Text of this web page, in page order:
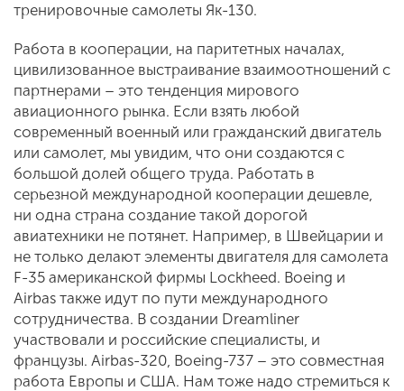
тренировочные самолеты Як-130.
Работа в кооперации, на паритетных началах,
цивилизованное выстраивание взаимоотношений с
партнерами – это тенденция мирового
авиационного рынка. Если взять любой
современный военный или гражданский двигатель
или самолет, мы увидим, что они создаются с
большой долей общего труда. Работать в
серьезной международной кооперации дешевле,
ни одна страна создание такой дорогой
авиатехники не потянет. Например, в Швейцарии и
не только делают элементы двигателя для самолета
F-35 американской фирмы Lockheed. Boeing и
Airbas также идут по пути международного
сотрудничества. В создании Dreamliner
участвовали и российские специалисты, и
французы. Airbas-320, Boeing-737 – это совместная
работа Европы и США. Нам тоже надо стремиться к